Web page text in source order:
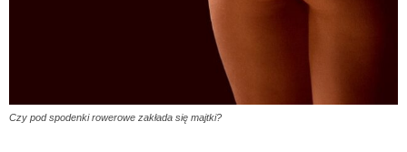
Czy pod spodenki rowerowe zakłada się majtki?